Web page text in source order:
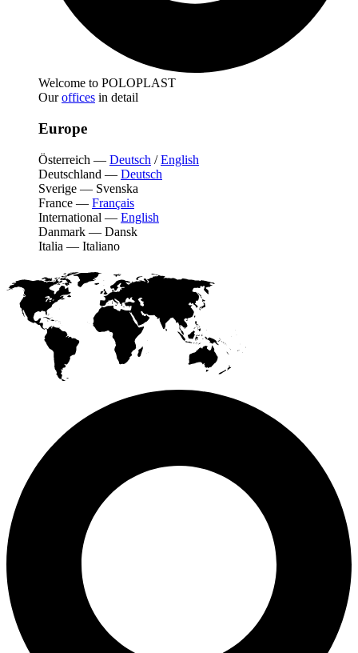
Welcome to POLOPLAST
Ouroffices in detail
Europe
Österreich — Deutsch /English
Deutschland — Deutsch
Sverige — Svenska
France — Français
International — English
Danmark — Dansk
Italia — Italiano